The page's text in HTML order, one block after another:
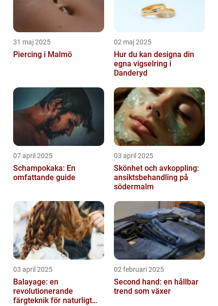
31 maj 2025
Piercing i Malmö
02 maj 2025
Hur du kan designa din
egna vigselring i
Danderyd
07 april 2025
Schampokaka: En
omfattande guide
03 april 2025
Skönhet och avkoppling:
ansiktsbehandling på
södermalm
03 april 2025
Balayage: en
revolutionerande
färgteknik för naturligt
02 februari 2025
Second hand: en hållbar
trend som växer